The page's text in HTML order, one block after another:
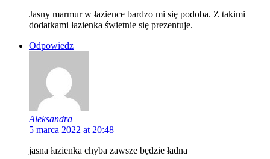
Jasny marmur w łazience bardzo mi się podoba. Z takimi
dodatkami łazienka świetnie się prezentuje.
Odpowiedz
Aleksandra
5 marca 2022 at 20:48
jasna łazienka chyba zawsze będzie ładna